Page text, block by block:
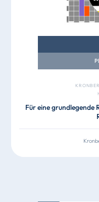
Für eine